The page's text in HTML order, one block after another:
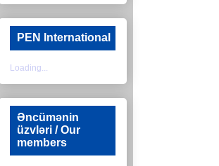
PEN International
Loading...
Əncümənin
üzvləri / Our
members